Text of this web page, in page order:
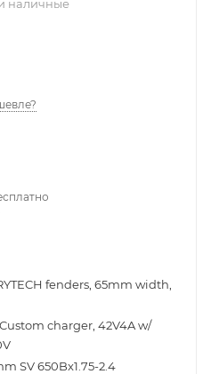
наличные
fenders, 65mm width,
Custom charger, 42V4A w/
SV 650Bx1.75-2.4